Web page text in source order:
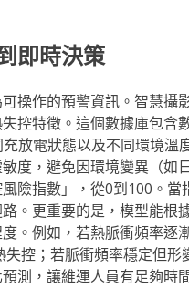
即時決策
操作的預警資訊。智慧攝
控特徵。這個數據庫包含
放電狀態以及不同環境溫
度，避免因環境變異（如
險指數」，從0到100。當
。更重要的是，模型能根
。例如，若熱脈衝頻率逐
控；若脈衝頻率穩定但形
測，讓維運人員有足夠時